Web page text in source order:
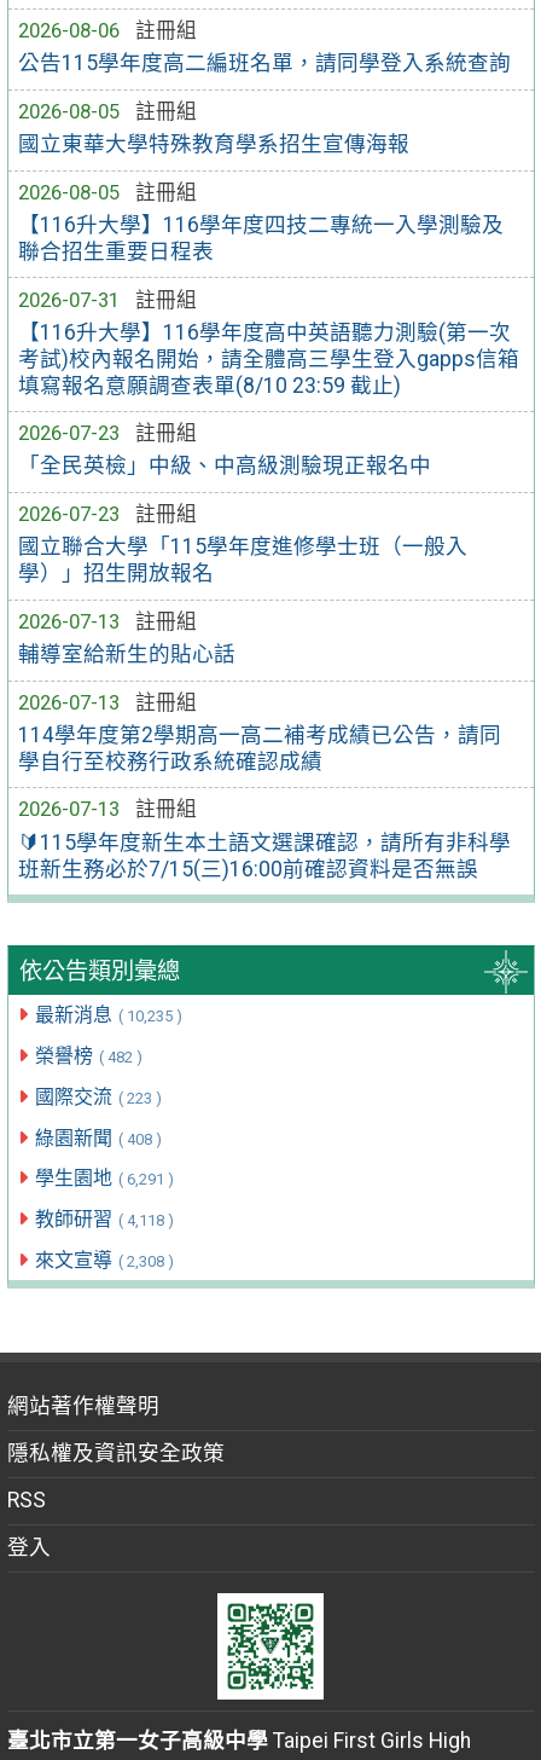
2026-08-06
註冊組
公告115學年度高二編班名單，請同學登入系統查詢
2026-08-05
註冊組
國立東華大學特殊教育學系招生宣傳海報
2026-08-05
註冊組
【116升大學】116學年度四技二專統一入學測驗及
聯合招生重要日程表
2026-07-31
註冊組
【116升大學】116學年度高中英語聽力測驗(第一次
考試)校內報名開始，請全體高三學生登入gapps信箱
填寫報名意願調查表單(8/10 23:59 截止)
2026-07-23
註冊組
「全民英檢」中級、中高級測驗現正報名中
2026-07-23
註冊組
國立聯合大學「115學年度進修學士班（一般入
學）」招生開放報名
2026-07-13
註冊組
輔導室給新生的貼心話
2026-07-13
註冊組
114學年度第2學期高一高二補考成績已公告，請同
學自行至校務行政系統確認成績
2026-07-13
註冊組
🔰115學年度新生本土語文選課確認，請所有非科學
班新生務必於7/15(三)16:00前確認資料是否無誤
依公告類別彙總
最新消息 ( 10,235 )
榮譽榜 ( 482 )
國際交流 ( 223 )
綠園新聞 ( 408 )
學生園地 ( 6,291 )
教師研習 ( 4,118 )
來文宣導 ( 2,308 )
網站著作權聲明
隱私權及資訊安全政策
RSS
登入
臺北市立第一女子高級中學Taipei First Girls High